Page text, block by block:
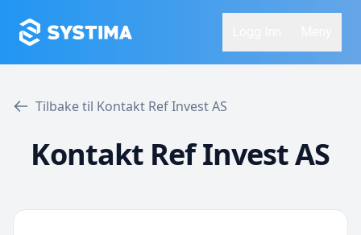
Tilbake til Kontakt Ref Invest AS
Kontakt Ref Invest AS